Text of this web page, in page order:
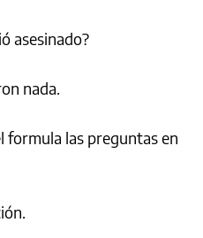
asesinado?
nada.
formula las preguntas en